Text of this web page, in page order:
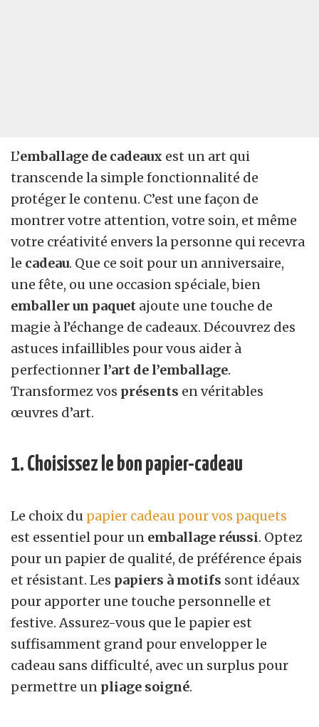
L’emballage de cadeaux est un art qui
transcende la simple fonctionnalité de
protéger le contenu. C’est une façon de
montrer votre attention, votre soin, et même
votre créativité envers la personne qui recevra
le cadeau. Que ce soit pour un anniversaire,
une fête, ou une occasion spéciale, bien
emballer un paquet ajoute une touche de
magie à l’échange de cadeaux. Découvrez des
astuces infaillibles pour vous aider à
perfectionner l’art de l’emballage.
Transformez vos présents en véritables
œuvres d’art.
1. Choisissez le bon papier-cadeau
Le choix du papier cadeau pour vos paquets
est essentiel pour un emballage réussi. Optez
pour un papier de qualité, de préférence épais
et résistant. Les papiers à motifs sont idéaux
pour apporter une touche personnelle et
festive. Assurez-vous que le papier est
suffisamment grand pour envelopper le
cadeau sans difficulté, avec un surplus pour
permettre un pliage soigné.